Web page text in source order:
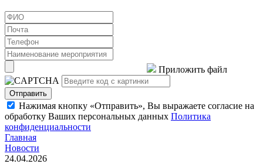
Приложить файл
Отправить
Нажимая кнопку «Отправить», Вы выражаете согласие на
обработку Ваших персональных данных Политика
конфиденциальности
Главная
Новости
24.04.2026